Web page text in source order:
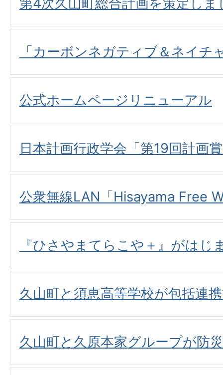
「カーボンネガティブ＆ネイチ
公式ホームページリニューアル
日本計画行政学会「第19回計画
公衆無線LAN「Hisayama Free
『ひさやまてらこや＋』がはじ
久山町と須恵高等学校が包括連
久山町と久原本家グループが防